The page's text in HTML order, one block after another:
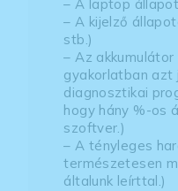
– A laptop
– A kijelző
stb.)
– Az
gyakorlatban azt
diagnosztikai
hogy hány %-os
szoftver.)
– A tényleges
természetesen
általunk leírttal.)